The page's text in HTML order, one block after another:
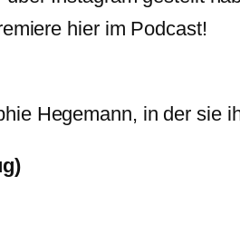
hier im Podcast!
Hegemann, in der sie